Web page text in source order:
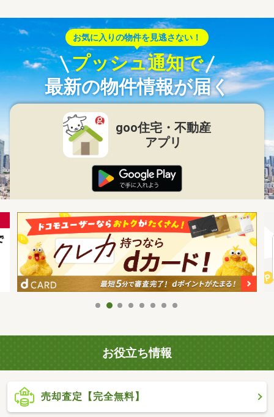
お気に入りの物件を見逃さない！
プッシュ通知で
最新の物件情報が届く
goo住宅・不動産
アプリ
お役立ち情報
売却査定【完全無料】